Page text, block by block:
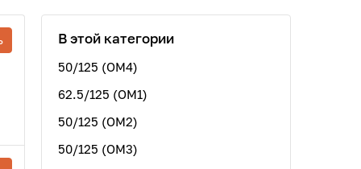
В этой категории
50/125 (OM4)
62.5/125 (OM1)
50/125 (OM2)
50/125 (OM3)